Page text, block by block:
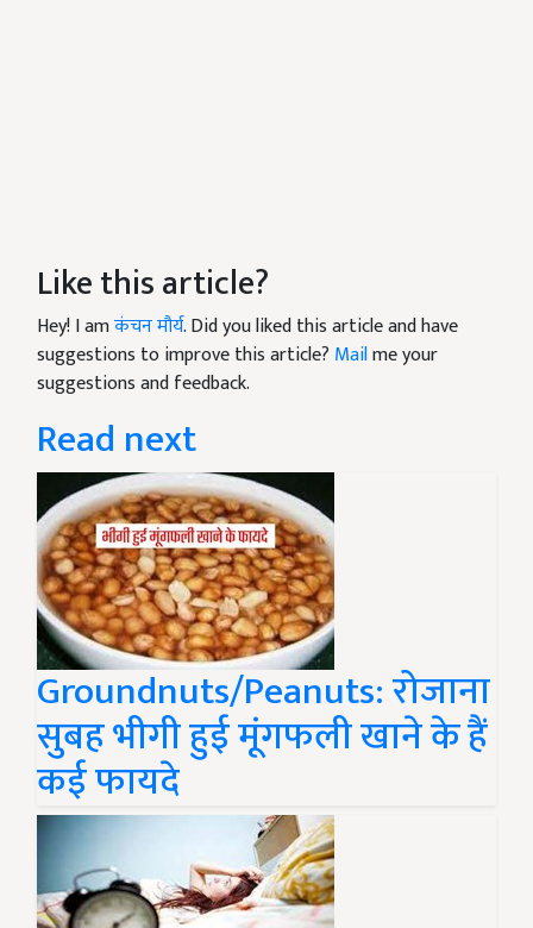
Like this article?
Hey! I amकंचन मौर्य. Did you liked this article and have
suggestions to improve this article? Mailme your
suggestions and feedback.
Read next
Groundnuts/Peanuts: रोजाना
सुबह भीगी हुई मूंगफली खाने के हैं
कई फायदे